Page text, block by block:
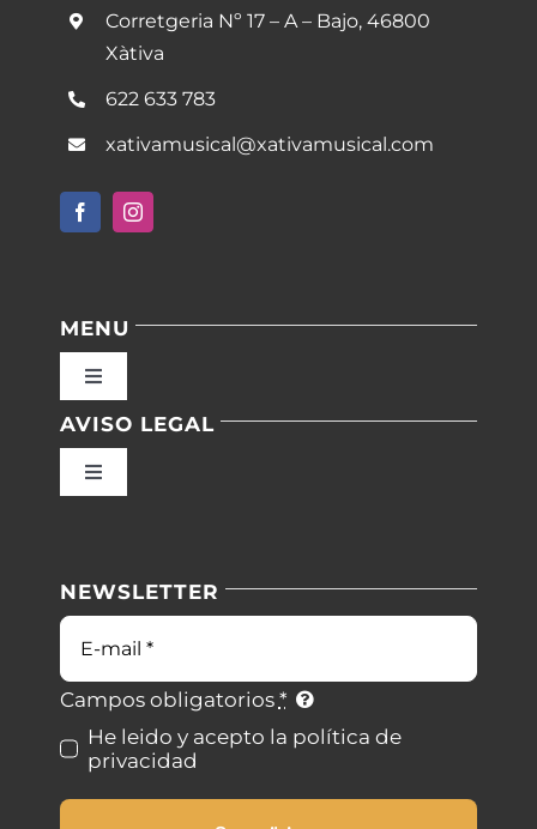
Corretgeria Nº 17 – A – Bajo, 46800
Xàtiva
622 633 783
xativamusical@xativamusical.com
MENU
Toggle
Inicio
Blog
Contacto
AVISO LEGAL
Toggle
Condiciones de uso
Ley de cookies
Desistimiento
NEWSLETTER
Correo
electrónico
Campos obligatorios *
He leido y acepto la política de
privacidad